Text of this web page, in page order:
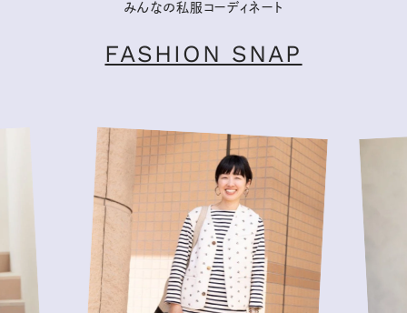
みんなの私服コーディネート
FASHION SNAP